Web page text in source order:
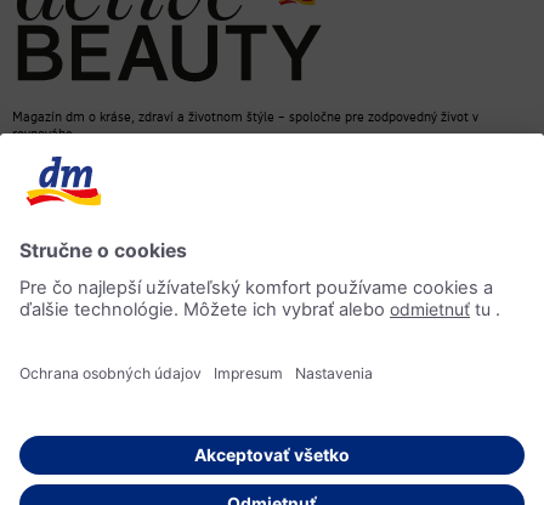
Magazín dm o kráse, zdraví a životnom štýle – spoločne pre zodpovedný život v
rovnováhe
© 2026 dm drogerie markt, spol. s r.o.